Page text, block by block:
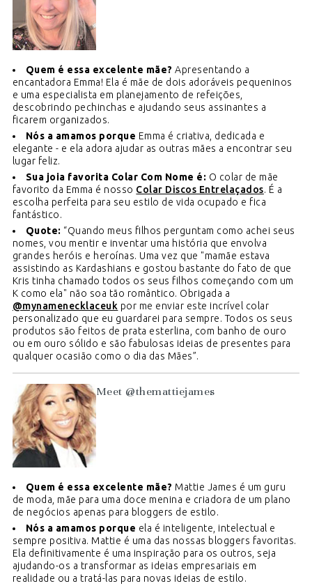
Quem é essa excelente mãe? Apresentando a
encantadora Emma! Ela é mãe de dois adoráveis pequeninos
e uma especialista em planejamento de refeições,
descobrindo pechinchas e ajudando seus assinantes a
ficarem organizados.
Nós a amamos porque Emma é criativa, dedicada e
elegante - e ela adora ajudar as outras mães a encontrar seu
lugar feliz.
Sua joia favorita Colar Com Nome é: O colar de mãe
favorito da Emma é nosso Colar Discos Entrelaçados. É a
escolha perfeita para seu estilo de vida ocupado e fica
fantástico.
Quote: “Quando meus filhos perguntam como achei seus
nomes, vou mentir e inventar uma história que envolva
grandes heróis e heroínas. Uma vez que "mamãe estava
assistindo as Kardashians e gostou bastante do fato de que
Kris tinha chamado todos os seus filhos começando com um
K como ela" não soa tão romântico. Obrigada a
@mynamenecklaceuk por me enviar este incrível colar
personalizado que eu guardarei para sempre. Todos os seus
produtos são feitos de prata esterlina, com banho de ouro
ou em ouro sólido e são fabulosas ideias de presentes para
qualquer ocasião como o dia das Mães”.
Meet @themattiejames
Quem é essa excelente mãe? Mattie James é um guru
de moda, mãe para uma doce menina e criadora de um plano
de negócios apenas para bloggers de estilo.
Nós a amamos porque ela é inteligente, intelectual e
sempre positiva. Mattie é uma das nossas bloggers favoritas.
Ela definitivamente é uma inspiração para os outros, seja
ajudando-os a transformar as ideias empresariais em
realidade ou a tratá-las para novas ideias de estilo.